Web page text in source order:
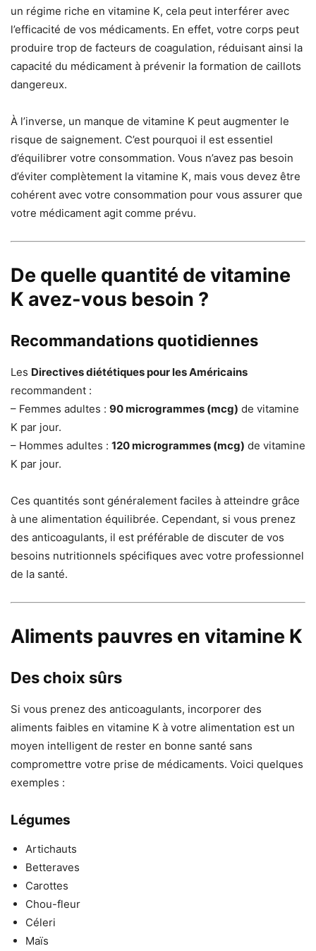
un régime riche en vitamine K, cela peut interférer avec
l’efficacité de vos médicaments. En effet, votre corps peut
produire trop de facteurs de coagulation, réduisant ainsi la
capacité du médicament à prévenir la formation de caillots
dangereux.
À l’inverse, un manque de vitamine K peut augmenter le
risque de saignement. C’est pourquoi il est essentiel
d’équilibrer votre consommation. Vous n’avez pas besoin
d’éviter complètement la vitamine K, mais vous devez être
cohérent avec votre consommation pour vous assurer que
votre médicament agit comme prévu.
De quelle quantité de vitamine
K avez-vous besoin ?
Recommandations quotidiennes
Les Directives diététiques pour les Américains
recommandent :
– Femmes adultes : 90 microgrammes (mcg) de vitamine
K par jour.
– Hommes adultes : 120 microgrammes (mcg) de vitamine
K par jour.
Ces quantités sont généralement faciles à atteindre grâce
à une alimentation équilibrée. Cependant, si vous prenez
des anticoagulants, il est préférable de discuter de vos
besoins nutritionnels spécifiques avec votre professionnel
de la santé.
Aliments pauvres en vitamine K
Des choix sûrs
Si vous prenez des anticoagulants, incorporer des
aliments faibles en vitamine K à votre alimentation est un
moyen intelligent de rester en bonne santé sans
compromettre votre prise de médicaments. Voici quelques
exemples :
Légumes
Artichauts
Betteraves
Carottes
Chou-fleur
Céleri
Maïs